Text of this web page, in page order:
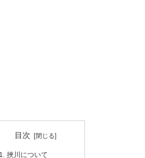
目次
挾川について